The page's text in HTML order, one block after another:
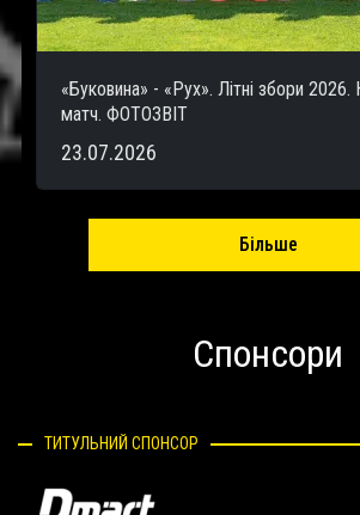
«Буковина» - «Рух». Літні збори 2026.
матч. ФОТОЗВІТ
23.07.2026
Більше
Спонсори
ТИТУЛЬНИЙ СПОНСОР